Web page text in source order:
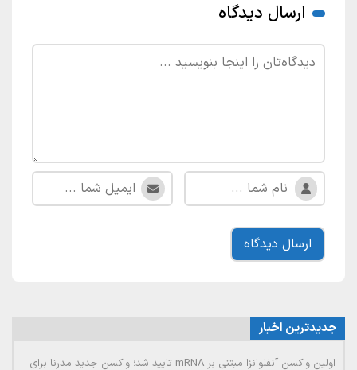
ارسال دیدگاه
جدیدترین اخبار
اولین واکسن آنفلوانزا مبتنی بر mRNA تایید شد؛ واکسن جدید مدرنا برای